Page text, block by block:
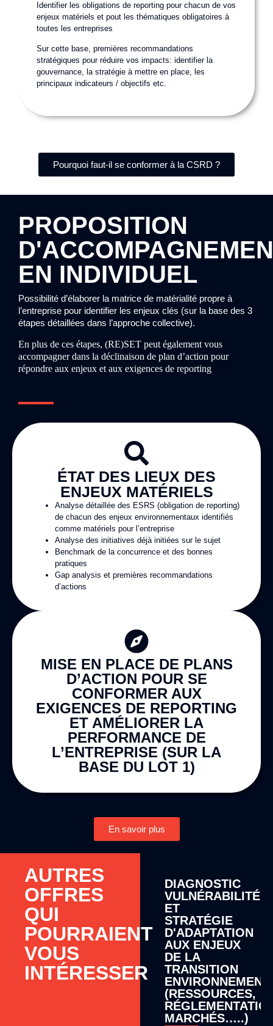
Identifier les obligations de reporting pour chacun de vos
enjeux matériels et pout les thématiques obligatoires à
toutes les entreprises
Sur cette base, premières recommandations
stratégiques pour réduire vos impacts: identifier la
gouvernance, la stratégie à mettre en place, les
principaux indicateurs / objectifs etc.
Pourquoi faut-il se conformer à la CSRD ?
PROPOSITION
EN INDIVIDUEL
Possibilité d’élaborer la matrice de matérialité propre à
l’entreprise pour identifier les enjeux clés (sur la base des 3
étapes détaillées dans l’approche collective).
En plus de ces étapes, (RE)SET peut également vous
accompagner dans la déclinaison de plan d’action pour
répondre aux enjeux et aux exigences de reporting
ÉTAT DES LIEUX DES
ENJEUX MATÉRIELS
Analyse détaillée des ESRS (obligation de reporting)
de chacun des enjeux environnementaux identifiés
comme matériels pour l’entreprise
Analyse des initiatives déjà initiées sur le sujet
Benchmark de la concurrence et des bonnes
pratiques
Gap analysis et premières recommandations
d’actions
MISE EN PLACE DE PLANS
D’ACTION POUR SE
CONFORMER AUX
EXIGENCES DE REPORTING
ET AMÉLIORER LA
PERFORMANCE DE
L’ENTREPRISE (SUR LA
BASE DU LOT 1)
En savoir plus
AUTRES
OFFRES
QUI
POURRAIENT
VOUS
INTÉRESSER
DIAGNOSTIC
VULNÉRABILITÉ
ET
STRATÉGIE
D'ADAPTATION
AUX ENJEUX
DE LA
TRANSITION
(RESSOURCES,
MARCHÉS…..)